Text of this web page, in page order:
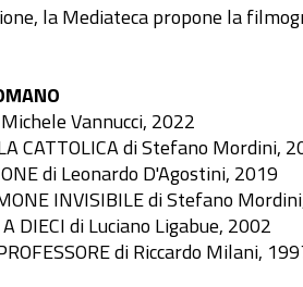
la Mediateca propone la
Vannucci, 2022
CATTOLICA di Stefano Mordini,
di Leonardo D'Agostini, 2019
INVISIBILE di Stefano
DIECI di Luciano Ligabue, 2002
di Riccardo Milani,